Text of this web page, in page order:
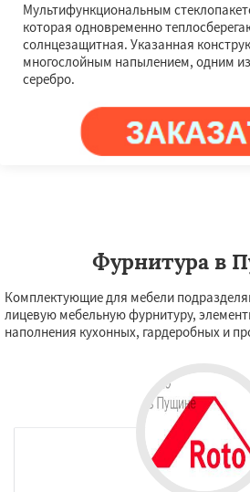
Мультифункциональным
которая одновременно
солнцезащитная. Указанная
многослойным напылением, одним
серебро.
Фурнитура в
Комплектующие для мебели
лицевую мебельную фурнитуру,
наполнения кухонных, гардеробных и